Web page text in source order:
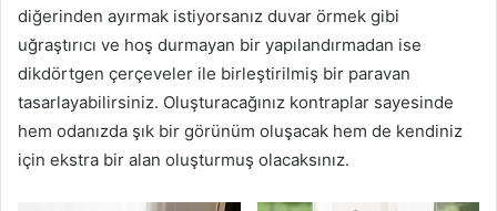
diğerinden ayırmak istiyorsanız duvar örmek gibi
uğraştırıcı ve hoş durmayan bir yapılandırmadan ise
dikdörtgen çerçeveler ile birleştirilmiş bir paravan
tasarlayabilirsiniz. Oluşturacağınız kontraplar sayesinde
hem odanızda şık bir görünüm oluşacak hem de kendiniz
için ekstra bir alan oluşturmuş olacaksınız.